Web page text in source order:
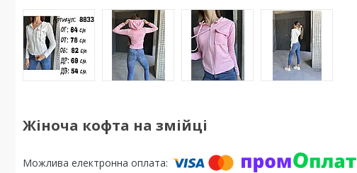
Жіноча кофта на змійці